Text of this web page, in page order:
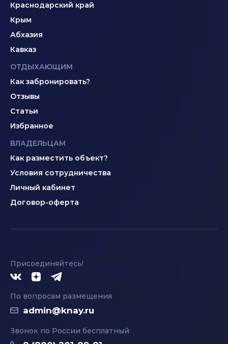
Краснодарский край
Крым
Абхазия
Кавказ
ОТДЫХАЮЩИМ
Как забронировать?
Отзывы
Статьи
Избранное
ВЛАДЕЛЬЦАМ
Как разместить объект?
Условия сотрудничества
Личный кабинет
Договор-оферта
Присоединяйтесь!
По вопросам размещения
admin@knay.ru
Звонок по России бесплатный